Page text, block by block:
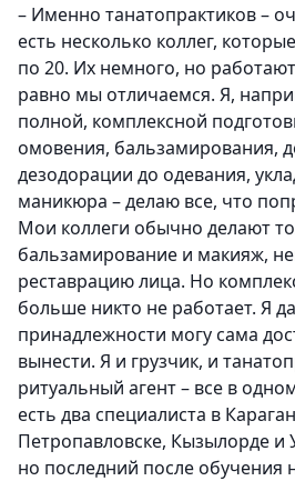
– Именно танатопрактиков –
есть несколько коллег,
по 20. Их немного, но
равно мы отличаемся. Я,
полной, комплексной
омовения, бальзамирования,
дезодорации до одевания,
маникюра – делаю все, что
Мои коллеги обычно делают
бальзамирование и макияж,
реставрацию лица. Но
больше никто не работает. Я
принадлежности могу сама
вынести. Я и грузчик, и
ритуальный агент – все в
есть два специалиста в
Петропавловске, Кызылорде и
но последний после обучения